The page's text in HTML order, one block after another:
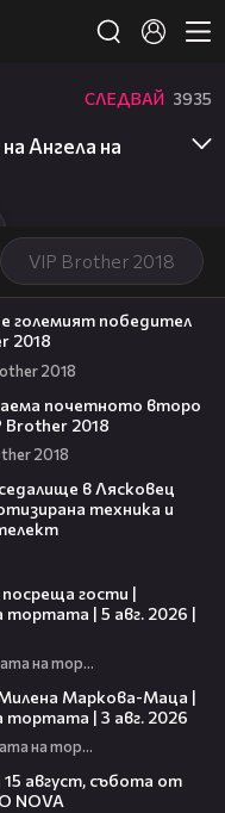
VIP Brother 2018
СЛЕДВАЙ 3935
Ангела на
големият победител
2018
2018
почетното второ
Brother 2018
2018
в Лясковец
техника и
гости |
| 5 авг. 2026 |
Черешката на тортата
Маркова-Маца |
| 3 авг. 2026
Черешката на тортата
август, събота от
NOVA